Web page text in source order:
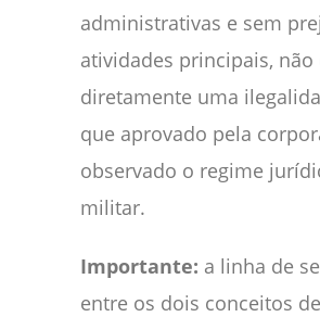
administrativas e sem
atividades principais,
diretamente uma
que aprovado pela
observado o regime
militar.
Importante: a linha de
entre os dois conceitos